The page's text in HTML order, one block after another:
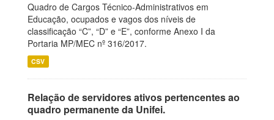
Quadro de Cargos Técnico-Administrativos em
Educação, ocupados e vagos dos níveis de
classificação “C”, “D” e “E”, conforme Anexo I da
Portaria MP/MEC nº 316/2017.
CSV
Relação de servidores ativos pertencentes ao
quadro permanente da Unifei.